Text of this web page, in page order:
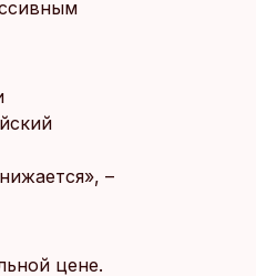
–
цене.